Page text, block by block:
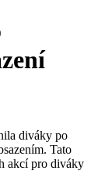
diváky po
Tato
akcí pro diváky